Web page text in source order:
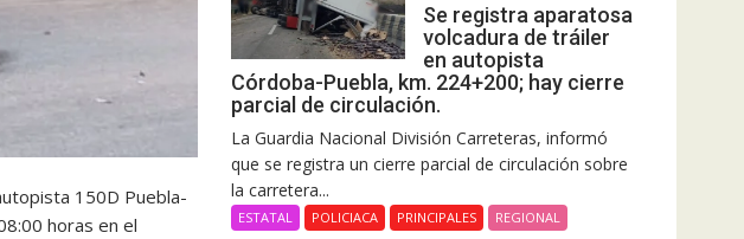
150D Puebla-
horas en el
Se registra aparatosa
volcadura de tráiler
en autopista
Córdoba-Puebla, km. 224+200; hay cierre
parcial de circulación.
La Guardia Nacional División Carreteras, informó
que se registra un cierre parcial de circulación sobre
la carretera...
ESTATAL POLICIACA PRINCIPALES REGIONAL